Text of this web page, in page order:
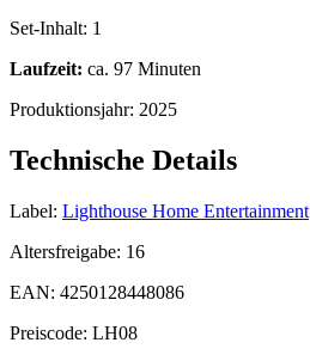
Set-Inhalt: 1
Laufzeit: ca. 97 Minuten
Produktionsjahr: 2025
Technische Details
Label: Lighthouse Home Entertainment
Altersfreigabe: 16
EAN: 4250128448086
Preiscode: LH08